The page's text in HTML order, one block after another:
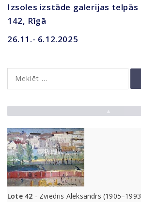
Izsoles izstāde galerijas telpās
142, Rīgā
26.11.- 6.12.2025
Lote 42 - Zviedris Aleksandrs